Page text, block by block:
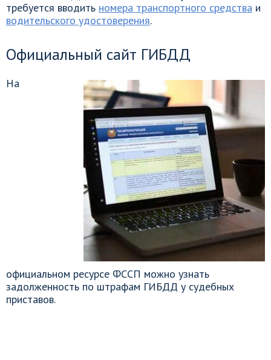
требуется вводить номера транспортного средства и
водительского удостоверения.
Официальный сайт ГИБДД
На
официальном ресурсе ФССП можно узнать
задолженность по штрафам ГИБДД у судебных
приставов.